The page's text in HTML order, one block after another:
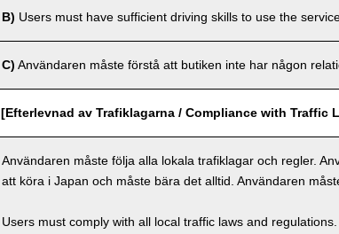
B) Users must have sufficient driving skills to use the
C) Användaren måste förstå att butiken inte har någon
[Efterlevnad av Trafiklagarna / Compliance with Traffic
Användaren måste följa alla lokala trafiklagar och regler.
att köra i Japan och måste bära det alltid. Användaren
Users must comply with all local traffic laws and